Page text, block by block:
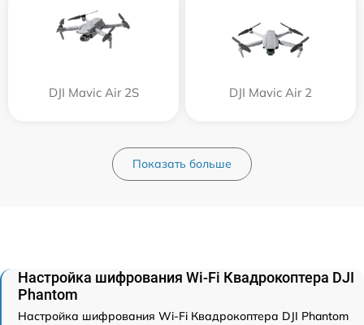
DJI Mavic Air 2S DJI Mavic Air 2
Показать больше
Настройка шифрования Wi-Fi Квадрокоптера DJI
Phantom
Настройка шифрования Wi-Fi Квадрокоптера DJI Phantom